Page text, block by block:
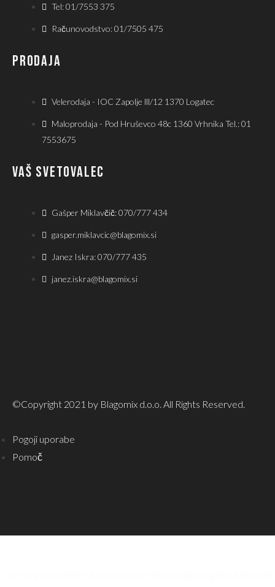
Tel: 01/7553 375
Računovodstvo: 01/7505 475
PRODAJA
Velerodaja - IOC Zapolje lll/12 1370 Logatec
Maloprodaja - Pod Hruševco 48c 1360 Vrhnika Tel.: 01
7553675
VAŠ SVETOVALEC
Gašper Miklavčič: 070/777 434
gasper.miklavcic@blagomix.si
Janez Iskra: 070/777 435
janez.iskra@blagomix.si
©Copyright 2021 by Blagomix d.o.o. All Rights Reserved.
Pogoji uporabe
Pomoč